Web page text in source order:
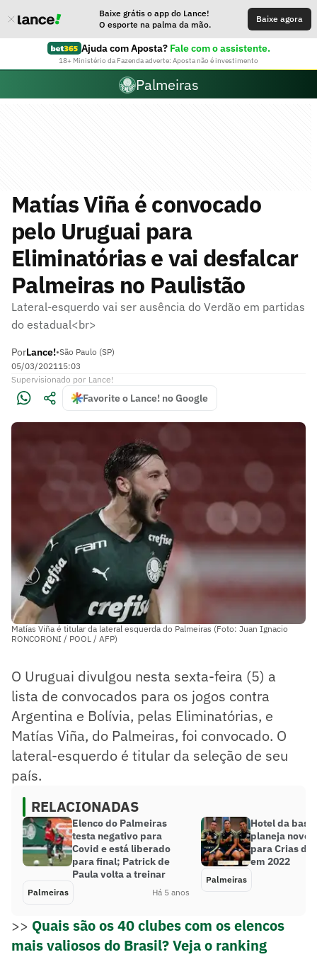
Baixe grátis o app do Lance!
O esporte na palma da mão.
Baixe agora
Ajuda com Aposta? Fale com o assistente.
18+ Ministério da Fazenda adverte: Aposta não é investimento
Palmeiras
Matías Viña é convocado
pelo Uruguai para
Eliminatórias e vai desfalcar
Palmeiras no Paulistão
Lateral-esquerdo vai ser ausência do Verdão em partidas
do estadual<br>
PorLance!•São Paulo (SP)
05/03/202115:03
Supervisionado por Lance!
Favorite o Lance! no Google
Matías Viña é titular da lateral esquerda do Palmeiras (Foto: Juan Ignacio
RONCORONI / POOL / AFP)
O Uruguai divulgou nesta sexta-feira (5) a
lista de convocados para os jogos contra
Argentina e Bolívia, pelas Eliminatórias, e
Matías Viña, do Palmeiras, foi convocado. O
lateral-esquerdo é titular da seleção de seu
país.
RELACIONADAS
Elenco do Palmeiras
testa negativo para
Covid e está liberado
para final; Patrick de
Paula volta a treinar
Palmeiras Há 5 anos
Hotel da
planeja novo
para Crias da
em 2022
Palmeiras
>> Quais são os 40 clubes com os elencos
mais valiosos do Brasil? Veja o ranking